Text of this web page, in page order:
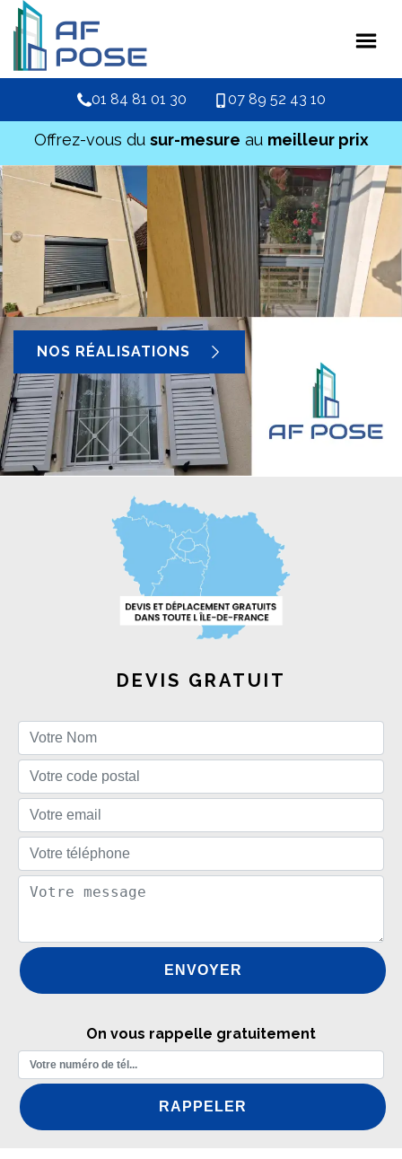
01 84 81 01 30 07 89 52 43 10
Offrez-vous du sur-mesure au meilleur prix
NOS RÉALISATIONS
DEVIS GRATUIT
On vous rappelle gratuitement